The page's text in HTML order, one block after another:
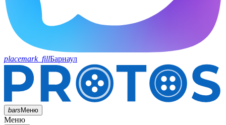
placemark_fillБарнаул
barsМеню
Меню